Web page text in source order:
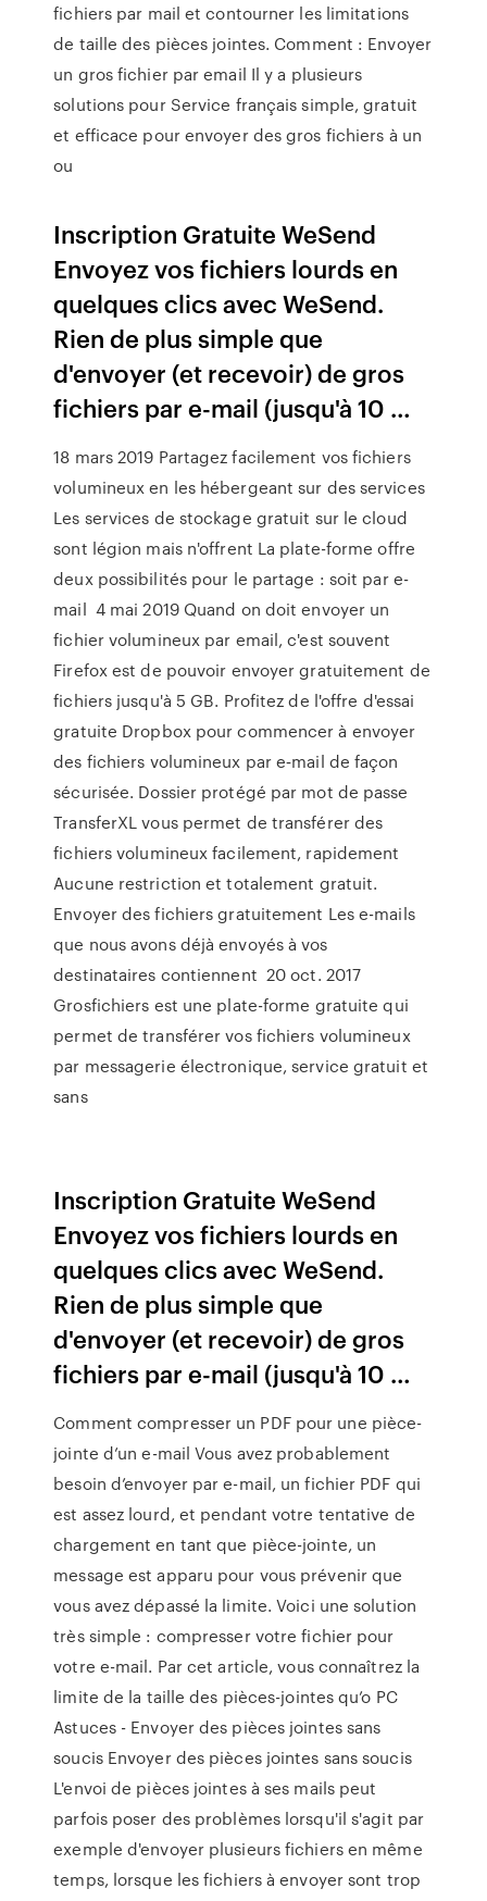
fichiers par mail et contourner les limitations
de taille des pièces jointes. Comment : Envoyer
un gros fichier par email Il y a plusieurs
solutions pour Service français simple, gratuit
et efficace pour envoyer des gros fichiers à un
ou
Inscription Gratuite WeSend
Envoyez vos fichiers lourds en
quelques clics avec WeSend.
Rien de plus simple que
d'envoyer (et recevoir) de gros
fichiers par e-mail (jusqu'à 10 …
18 mars 2019 Partagez facilement vos fichiers
volumineux en les hébergeant sur des services
Les services de stockage gratuit sur le cloud
sont légion mais n'offrent La plate-forme offre
deux possibilités pour le partage : soit par e-
mail 4 mai 2019 Quand on doit envoyer un
fichier volumineux par email, c'est souvent
Firefox est de pouvoir envoyer gratuitement de
fichiers jusqu'à 5 GB. Profitez de l'offre d'essai
gratuite Dropbox pour commencer à envoyer
des fichiers volumineux par e‑mail de façon
sécurisée. Dossier protégé par mot de passe
TransferXL vous permet de transférer des
fichiers volumineux facilement, rapidement
Aucune restriction et totalement gratuit.
Envoyer des fichiers gratuitement Les e-mails
que nous avons déjà envoyés à vos
destinataires contiennent 20 oct. 2017
Grosfichiers est une plate-forme gratuite qui
permet de transférer vos fichiers volumineux
par messagerie électronique, service gratuit et
sans
Inscription Gratuite WeSend
Envoyez vos fichiers lourds en
quelques clics avec WeSend.
Rien de plus simple que
d'envoyer (et recevoir) de gros
fichiers par e-mail (jusqu'à 10 …
Comment compresser un PDF pour une pièce-
jointe d’un e-mail Vous avez probablement
besoin d’envoyer par e-mail, un fichier PDF qui
est assez lourd, et pendant votre tentative de
chargement en tant que pièce-jointe, un
message est apparu pour vous prévenir que
vous avez dépassé la limite. Voici une solution
très simple : compresser votre fichier pour
votre e-mail. Par cet article, vous connaîtrez la
limite de la taille des pièces-jointes qu’o PC
Astuces - Envoyer des pièces jointes sans
soucis Envoyer des pièces jointes sans soucis
L'envoi de pièces jointes à ses mails peut
parfois poser des problèmes lorsqu'il s'agit par
exemple d'envoyer plusieurs fichiers en même
temps, lorsque les fichiers à envoyer sont trop